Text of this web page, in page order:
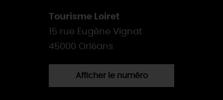
Tourisme Loiret
15 rue Eugène Vignat
45000 Orléans
Afficher le numéro